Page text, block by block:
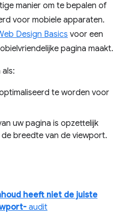
manier om te bepalen of
voor mobiele apparaten.
Design Basics voor een
pagina maakt.
te worden voor
uw pagina is opzettelijk
breedte van de viewport.
heeft niet de juiste
audit